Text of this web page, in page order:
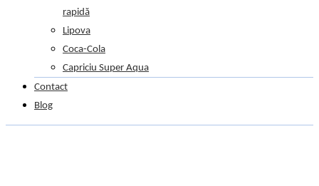
rapidă
Lipova
Coca-Cola
Capriciu Super Aqua
Contact
Blog